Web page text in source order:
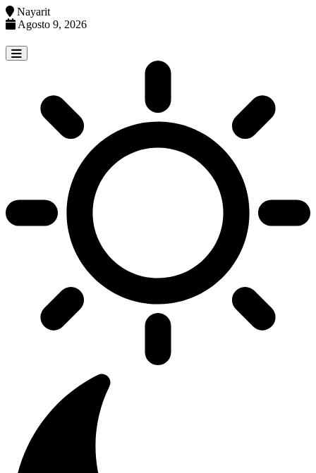
Nayarit
Agosto 9, 2026
to
content